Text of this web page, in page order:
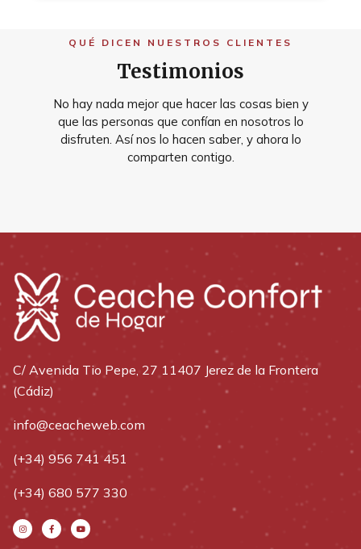
QUÉ DICEN NUESTROS CLIENTES
Testimonios
No hay nada mejor que hacer las cosas bien y
que las personas que confían en nosotros lo
disfruten. Así nos lo hacen saber, y ahora lo
comparten contigo.
C/ Avenida Tio Pepe, 27 11407 Jerez de la Frontera
(Cádiz)
info@ceacheweb.com
(+34) 956 741 451
(+34) 680 577 330